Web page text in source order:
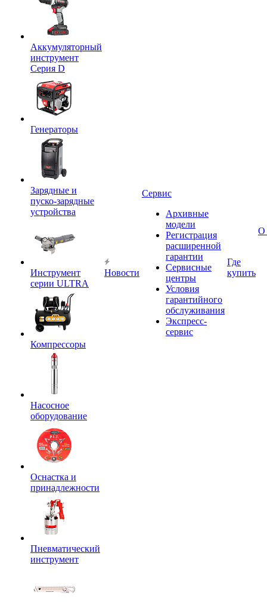
Аккумуляторный
инструмент
Серия D
Генераторы
Зарядные и
пуско-зарядные
устройства
Инструмент
серии ULTRA
Компрессоры
Насосное
оборудование
Оснастка и
принадлежности
Пневматический
инструмент
Новости
Сервис
Архивные
модели
Регистрация
расширенной
гарантии
Сервисные
центры
Условия
гарантийного
обслуживания
Экспресс-
сервис
Где
купить
О